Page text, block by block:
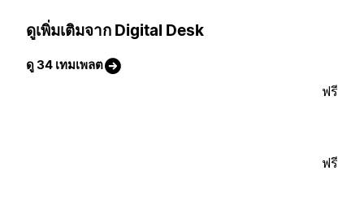
ดูเพิ่มเติมจาก Digital Desk
ดู 34 เทมเพลต
ฟรี
ฟรี